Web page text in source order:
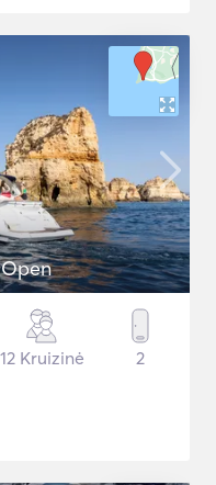
12 Kruizinė 2